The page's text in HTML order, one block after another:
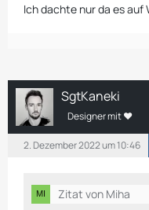
Ich dachte nur da es
SgtKaneki
Designer mit ❤
2. Dezember 2022 um 10:46
Zitat von Miha